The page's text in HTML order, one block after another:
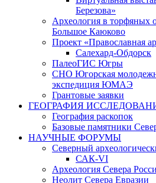
Березова»
Археология в торфяных
Большое Каюково
Проект «Православная
Салехард-Обдорск
ПалеоГИС Югры
СНО Югорская
экспедиция ЮМАЭ
Грантовые заявки
ГЕОГРАФИЯ
География раскопок
Базовые памятники
НАУЧНЫЕ ФОРУМЫ
Северный
САК-VI
Археология Севера
Неолит Севера Евразии